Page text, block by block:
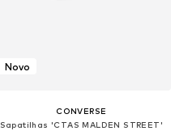
Novo
CONVERSE
Sapatilhas 'CTAS MALDEN STREET'